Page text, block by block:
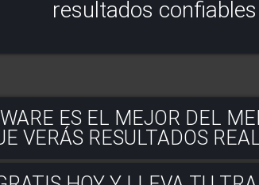
resultados
ES EL MEJOR DEL
VERÁS RESULTADOS